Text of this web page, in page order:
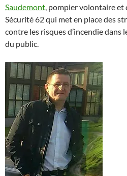
Saudemont , pompier volontaire et
Sécurité 62 qui met en place des
contre les risques d’incendie dans
du public.